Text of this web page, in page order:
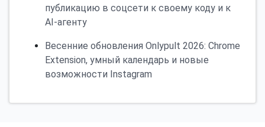
публикацию в соцсети к своему коду и к
AI-агенту
Весенние обновления Onlypult 2026: Chrome
Extension, умный календарь и новые
возможности Instagram